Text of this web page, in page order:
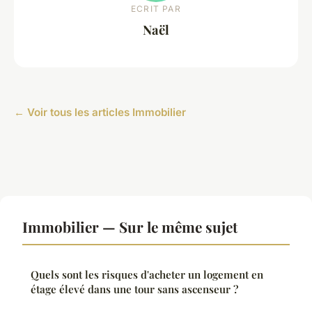
ECRIT PAR
Naël
← Voir tous les articles Immobilier
Immobilier — Sur le même sujet
Quels sont les risques d'acheter un logement en
étage élevé dans une tour sans ascenseur ?